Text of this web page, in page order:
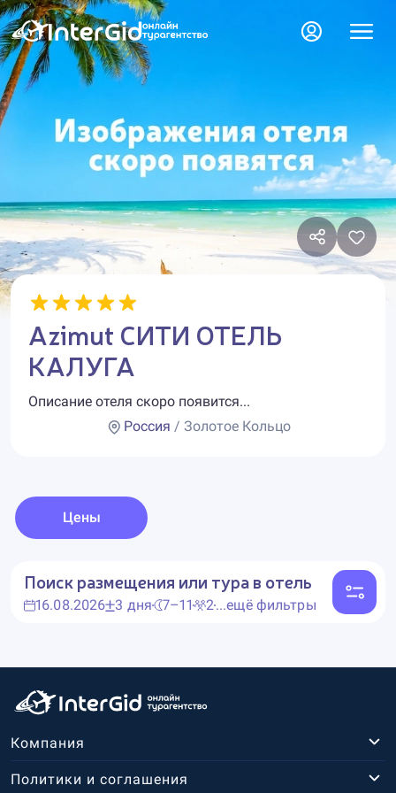
Azimut СИТИ ОТЕЛЬ
КАЛУГА
Описание отеля скоро появится...
Россия / Золотое Кольцо
Цены
Поиск размещения или тура в отель
16.08.2026 3 дня 7–11 2...ещё фильтры
Компания
Политики и соглашения